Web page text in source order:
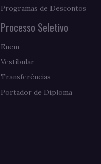
Programas de Descontos
Processo Seletivo
Enem
Vestibular
Transferências
Portador de Diploma